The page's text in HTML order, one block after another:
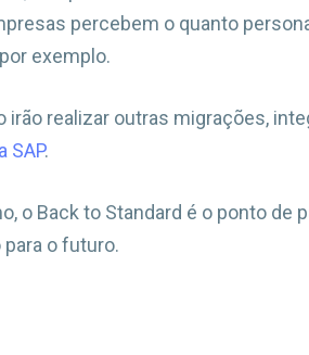
percebem o quanto
exemplo.
irão realizar outras migrações,
SAP.
o Back to Standard é o ponto
para o futuro.